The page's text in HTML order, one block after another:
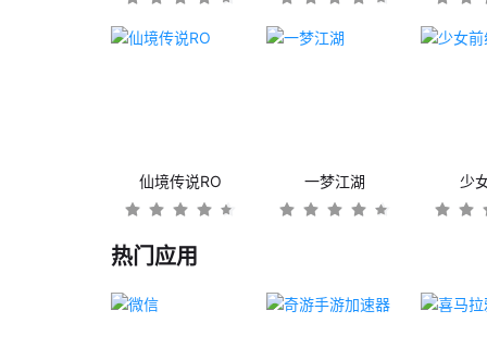
仙境传说RO 一梦江湖 少
热门应用